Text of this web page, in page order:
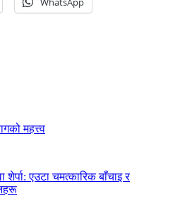
महत्त्व
शेर्पा: एउटा चमत्कारिक बाँचाइ र